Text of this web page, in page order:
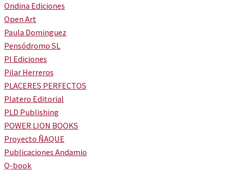
Ondina Ediciones
Open Art
Paula Dominguez
Pensódromo SL
PI Ediciones
Pilar Herreros
PLACERES PERFECTOS
Platero Editorial
PLD Publishing
POWER LION BOOKS
Proyecto ÑAQUE
Publicaciones Andamio
Q-book